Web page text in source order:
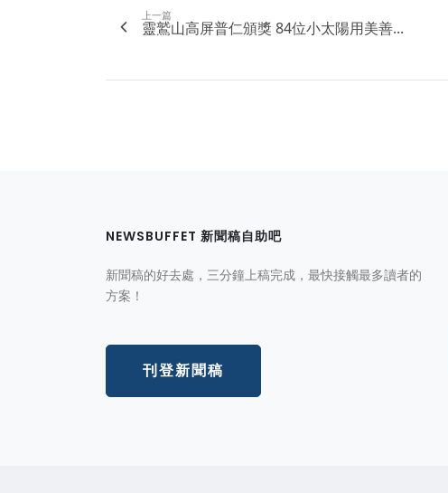
上一篇
靈鷲山高屏普仁頒獎 84位小太陽用美善...
NEWSBUFFET 新聞稿自助吧
新聞稿的好去處，三分鐘上稿完成，最快接觸最多讀者的
方案！
刊登新聞稿